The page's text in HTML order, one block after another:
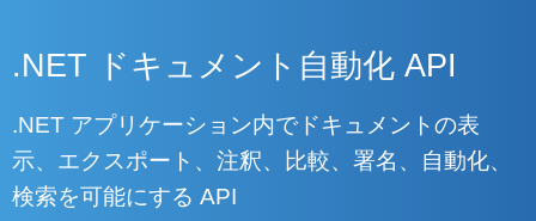
.NET ドキュメント自動化 API
.NET アプリケーション内でドキュメントの表
示、エクスポート、注釈、比較、署名、自動化、
検索を可能にする API